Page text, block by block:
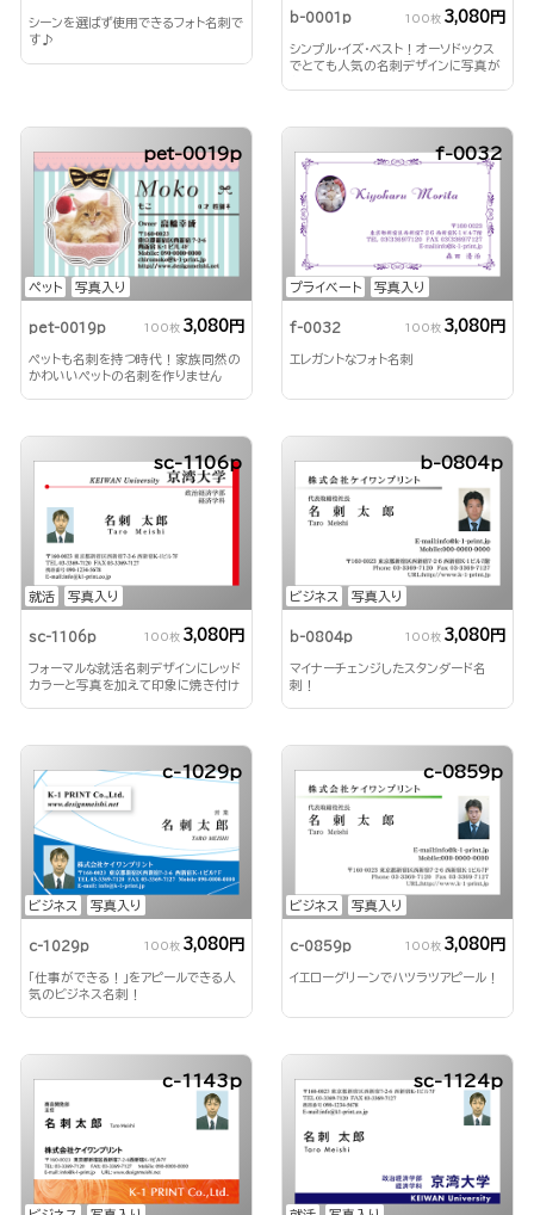
シーンを選ばず使用できるフォト名刺で
す♪
b-0001p 100枚 3,080円
シンプル・イズ・ベスト！オーソドックス
でとても人気の名刺デザインに写真が
ペット 写真入り
pet-0019p
pet-0019p 100枚 3,080円
ペットも名刺を持つ時代！家族同然の
かわいいペットの名刺を作りません
プライベート 写真入り
f-0032
f-0032 100枚 3,080円
エレガントなフォト名刺
就活 写真入り
sc-1106p
sc-1106p 100枚 3,080円
フォーマルな就活名刺デザインにレッド
カラーと写真を加えて印象に焼き付け
ビジネス 写真入り
b-0804p
b-0804p 100枚 3,080円
マイナーチェンジしたスタンダード名
刺！
ビジネス 写真入り
c-1029p
c-1029p 100枚 3,080円
「仕事ができる！」をアピールできる人
気のビジネス名刺！
ビジネス 写真入り
c-0859p
c-0859p 100枚 3,080円
イエローグリーンでハツラツアピール！
c-1143p sc-1124p